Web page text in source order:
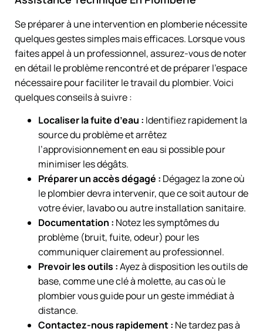
Se préparer à une intervention en plomberie nécessite
quelques gestes simples mais efficaces. Lorsque vous
faites appel à un professionnel, assurez-vous de noter
en détail le problème rencontré et de préparer l’espace
nécessaire pour faciliter le travail du plombier. Voici
quelques conseils à suivre :
Localiser la fuite d’eau : Identifiez rapidement la
source du problème et arrêtez
l’approvisionnement en eau si possible pour
minimiser les dégâts.
Préparer un accès dégagé : Dégagez la zone où
le plombier devra intervenir, que ce soit autour de
votre évier, lavabo ou autre installation sanitaire.
Documentation : Notez les symptômes du
problème (bruit, fuite, odeur) pour les
communiquer clairement au professionnel.
Prevoir les outils :Ayez à disposition les outils de
base, comme une clé à molette, au cas où le
plombier vous guide pour un geste immédiat à
distance.
Contactez-nous rapidement : Ne tardez pas à